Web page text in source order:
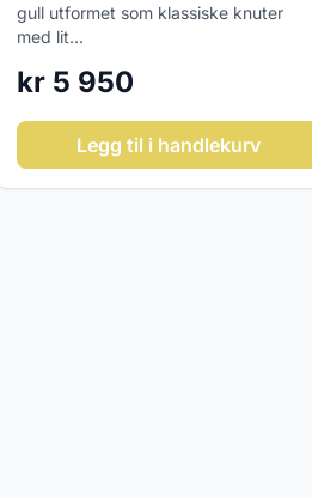
gull utformet som klassiske knuter
med lit...
kr 5 950
Legg til i handlekurv